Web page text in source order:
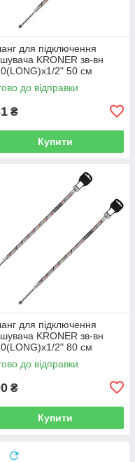
для підключення
KRONER зв-вн
2" 50 см
CV036714
до відправки
₴
Купити
для підключення
KRONER зв-вн
2" 80 см
CV036716
до відправки
₴
Купити